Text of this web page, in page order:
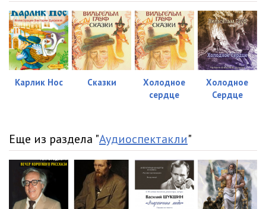
Карлик Нос Сказки
Холодное
сердце
Холодное
Сердце
Еще из раздела "Аудиоспектакли"